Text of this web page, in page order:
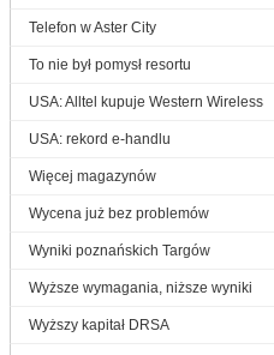
Telefon w Aster City
To nie był pomysł resortu
USA: Alltel kupuje Western Wireless
USA: rekord e-handlu
Więcej magazynów
Wycena już bez problemów
Wyniki poznańskich Targów
Wyższe wymagania, niższe wyniki
Wyższy kapitał DRSA